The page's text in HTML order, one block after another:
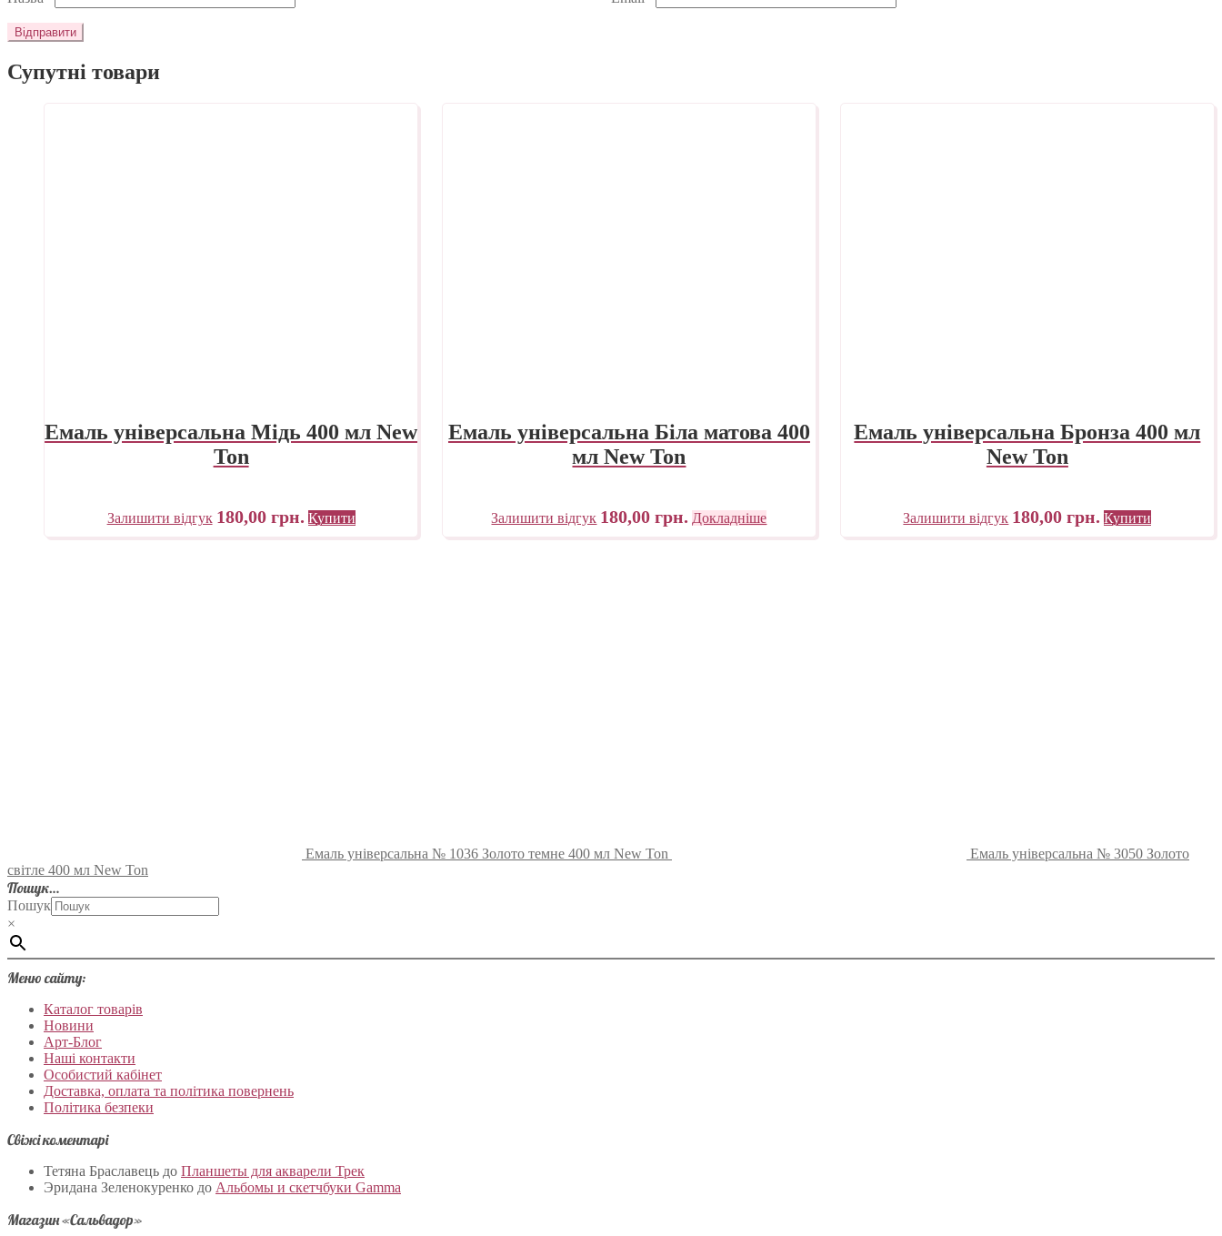
Супутні товари
Емаль універсальна Мідь 400 мл New
Ton
Залишити відгук 180,00 грн. Купити
Емаль універсальна Біла матова 400
мл New Ton
Залишити відгук 180,00грн. Докладніше
Емаль універсальна Бронза 400 мл
New Ton
Залишити відгук 180,00грн. Купити
Емаль універсальна № 1036 Золото темне 400 мл New Ton
Емаль універсальна № 3050 Золото
світле 400 мл New Ton
Пошук…
Пошук
×
Меню сайту:
Каталог товарів
Новини
Арт-Блог
Наші контакти
Особистий кабінет
Доставка, оплата та політика повернень
Політика безпеки
Свіжі коментарі
Тетяна Браславець до Планшеты для акварели Трек
Эридана Зеленокуренко до Альбомы и скетчбуки Gamma
Магазин «Сальвадор»